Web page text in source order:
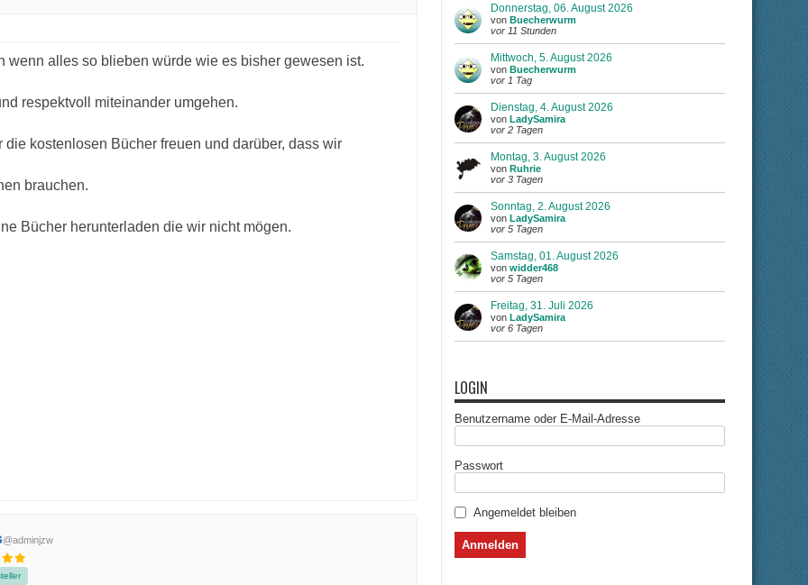
wenn alles so blieben würde wie es bisher gewesen ist.
respektvoll miteinander umgehen.
die kostenlosen Bücher freuen und darüber, dass wir
brauchen.
Bücher herunterladen die wir nicht mögen.
@adminjzw
Donnerstag, 06. August 2026
von Buecherwurm
vor 11 Stunden
Mittwoch, 5. August 2026
von Buecherwurm
vor 1 Tag
Dienstag, 4. August 2026
von LadySamira
vor 2 Tagen
Montag, 3. August 2026
von Ruhrie
vor 3 Tagen
Sonntag, 2. August 2026
von LadySamira
vor 5 Tagen
Samstag, 01. August 2026
von widder468
vor 5 Tagen
Freitag, 31. Juli 2026
von LadySamira
vor 6 Tagen
LOGIN
Benutzername oder E-Mail-Adresse
Passwort
Angemeldet bleiben